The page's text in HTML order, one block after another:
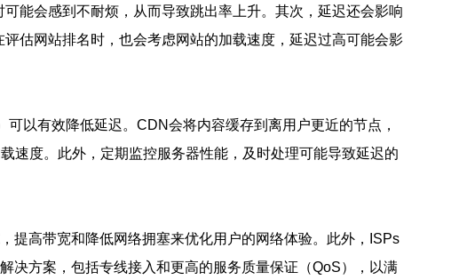
能会感到不耐烦，从而导致跳出率上升。其次，延迟还会影响
估网站排名时，也会考虑网站的加载速度，延迟过高可能会影
以有效降低延迟。CDN会将内容缓存到离用户更近的节点，
速度。此外，定期监控服务器性能，及时处理可能导致延迟的
提高带宽和降低网络拥塞来优化用户的网络体验。此外，ISPs
决方案，包括专线接入和更高的服务质量保证（QoS），以满